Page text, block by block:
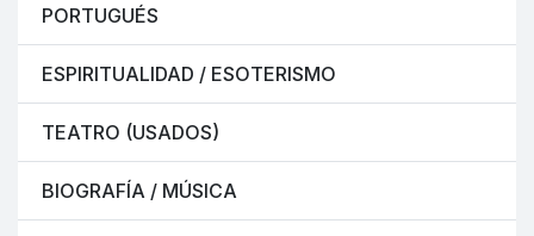
PORTUGUÉS
ESPIRITUALIDAD / ESOTERISMO
TEATRO (USADOS)
BIOGRAFÍA / MÚSICA